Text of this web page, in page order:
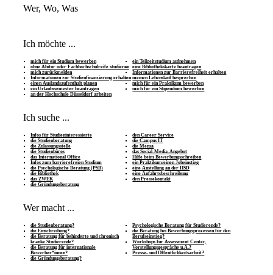
Wer, Wo, Was
Ich möchte ...
mich für ein Studium bewerben
ohne Abitur oder Fachhochschulreife studieren
mich zurückmelden
Informationen zur Studienfinanzierung erhalten
einen Auslandsaufenthalt planen
ein Urlaubssemester beantragen
an der Hochschule Düsseldorf arbeiten
ein Teilzeitstudium aufnehmen
eine Bibliothekskarte beantragen
Informationen zur Barrierefreiheit erhalten
meinen Lebenslauf besprechen
mich für ein Praktikum bewerben
mich für ein Stipendium bewerben
Ich suche ...
Infos für Studieninteressierte
die Studienberatung
die Zulassungsstelle
die Studienbüros
das International Office
Infos zum barrierefreien Studium
die Psychologische Beratung (PSB)
die Bibliothek
das ZWEK
die Gründungsberatung
den Career Service
die Campus IT
die Mensa
das Social-Media-Angebot
Hilfe beim Bewerbungsschreiben
ein Praktikum/einen Jobeinstieg
eine Anstellung an der HSD
eine Anfahrtsbeschreibung
den Pressekontakt
Wer macht ...
die Studienberatung?
die Einschreibung?
die Beratung für behinderte und chronisch
kranke Studierende?
die Beratung für internationale
Bewerber*innen?
die Gründungsberatung?
Psychologische Beratung für Studierende?
die Beratung bei Bewerbungsprozessen für den
Berufseinstieg?
Workshops für Assessment Center,
Vorstellungsgespräche u.Ä.?
Presse- und Öffentlichkeitsarbeit?